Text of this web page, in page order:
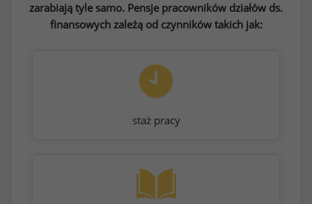
zarabiają tyle samo. Pensje pracowników działów ds.
finansowych zależą od czynników takich jak:
staż pracy